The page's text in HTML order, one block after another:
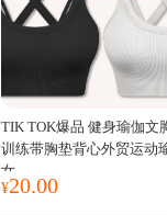
TIK TOK爆品 健身瑜伽文
训练带胸垫背心外贸运动
女
¥20.00